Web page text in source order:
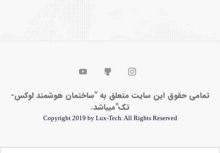
تمامی حقوق این سایت متعلق به "ساختمان هوشمند لوکس-
تک"میباشد.
Copyright 2019 by Lux-Tech. All Rights Reserved